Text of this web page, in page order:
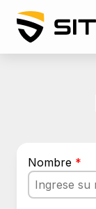
Nombre *